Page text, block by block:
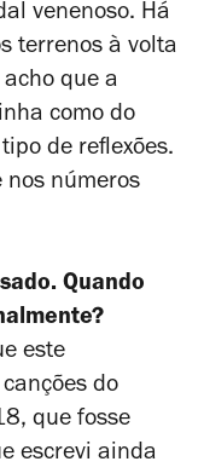
venenoso. Há
terrenos à volta
que a
como do
de reflexões.
nos números
Quando
este
do
que fosse
escrevi ainda